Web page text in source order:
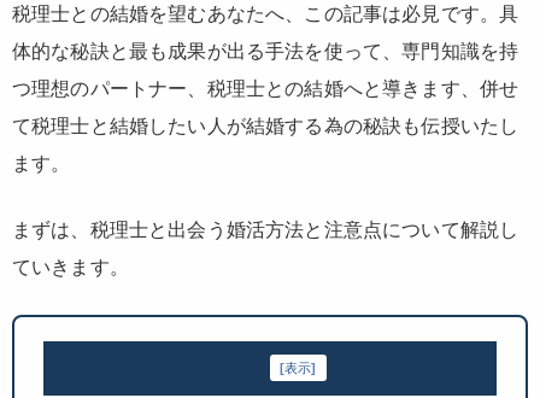
税理士との結婚を望むあなたへ、この記事は必見です。具
体的な秘訣と最も成果が出る手法を使って、専門知識を持
つ理想のパートナー、税理士との結婚へと導きます、併せ
て税理士と結婚したい人が結婚する為の秘訣も伝授いたし
ます。
まずは、税理士と出会う婚活方法と注意点について解説し
ていきます。
[表示]